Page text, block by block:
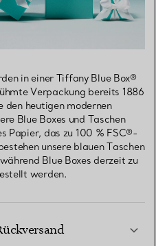
in einer Tiffany Blue Box®
Verpackung bereits 1886
heutigen modernen
Blue Boxes und Taschen
Papier, das zu 100 % FSC®-
unsere blauen Taschen
Blue Boxes derzeit zu
werden.